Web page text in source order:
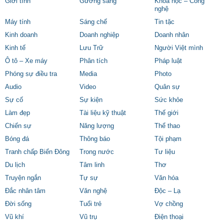
nghệ
Máy tính
Sáng chế
Tin tặc
Kinh doanh
Doanh nghiệp
Doanh nhân
Kinh tế
Lưu Trữ
Người Việt mình
Ô tô – Xe máy
Phân tích
Pháp luật
Phóng sự điều tra
Media
Photo
Audio
Video
Quân sự
Sự cố
Sự kiện
Sức khỏe
Làm đẹp
Tài liệu kỹ thuật
Thế giới
Chiến sự
Năng lượng
Thể thao
Bóng đá
Thông báo
Tội phạm
Tranh chấp Biển Đông
Trong nước
Tư liệu
Du lịch
Tâm linh
Thơ
Truyện ngắn
Tự sự
Văn hóa
Đắc nhân tâm
Văn nghệ
Độc – Lạ
Đời sống
Tuổi trẻ
Vợ chồng
Vũ khí
Vũ trụ Điện thoại